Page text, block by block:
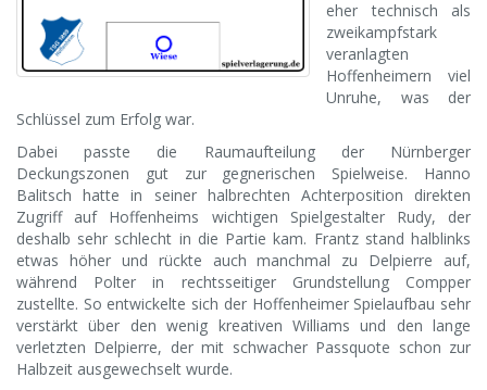
eher technisch als
zweikampfstark
veranlagten
Hoffenheimern viel
Unruhe, was der
Schlüssel zum Erfolg war.
Dabei passte die Raumaufteilung der Nürnberger
Deckungszonen gut zur gegnerischen Spielweise. Hanno
Balitsch hatte in seiner halbrechten Achterposition direkten
Zugriff auf Hoffenheims wichtigen Spielgestalter Rudy, der
deshalb sehr schlecht in die Partie kam. Frantz stand halblinks
etwas höher und rückte auch manchmal zu Delpierre auf,
während Polter in rechtsseitiger Grundstellung Compper
zustellte. So entwickelte sich der Hoffenheimer Spielaufbau sehr
verstärkt über den wenig kreativen Williams und den lange
verletzten Delpierre, der mit schwacher Passquote schon zur
Halbzeit ausgewechselt wurde.